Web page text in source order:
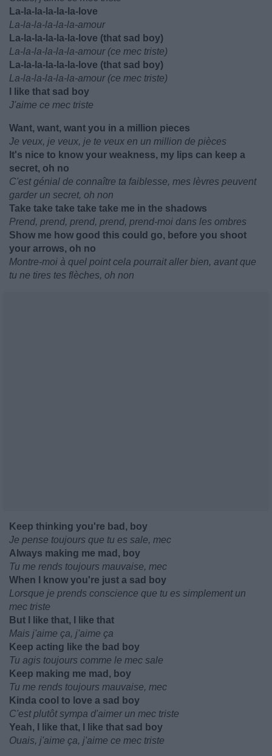
La-la-la-la-la-la-love
La-la-la-la-la-la-amour
La-la-la-la-la-la-love (that sad boy)
La-la-la-la-la-la-amour (ce mec triste)
La-la-la-la-la-la-love (that sad boy)
La-la-la-la-la-la-amour (ce mec triste)
I like that sad boy
J'aime ce mec triste
Want, want, want you in a million pieces
Je veux, je veux, je te veux en un million de pièces
It's nice to know your weakness, my lips can keep a
secret, oh no
C'est génial de connaître ta faiblesse, mes lèvres peuvent
garder un secret, oh non
Take take take take take me in the shadows
Prend, prend, prend, prend, prend-moi dans les ombres
Show me how good this could go, before you shoot
your arrows, oh no
Montre-moi à quel point cela pourrait aller bien, avant que
tu ne tires tes flèches, oh non
Keep thinking you're bad, boy
Je pense toujours que tu es sale, mec
Always making me mad, boy
Tu me rends toujours mauvaise, mec
When I know you're just a sad boy
Lorsque je prends conscience que tu es simplement un
mec triste
But I like that, I like that
Mais j'aime ça, j'aime ça
Keep acting like the bad boy
Tu agis toujours comme le mec sale
Keep making me mad, boy
Tu me rends toujours mauvaise, mec
Kinda cool to love a sad boy
C'est plutôt sympa d'aimer un mec triste
Yeah, I like that, I like that sad boy
Ouais, j'aime ça, j'aime ce mec triste